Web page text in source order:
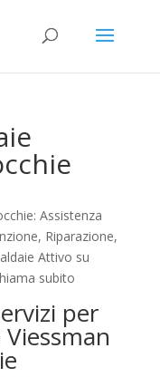
Assistenza
Riparazione,
Attivo su
subito
per